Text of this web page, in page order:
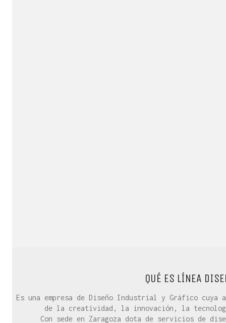
QUÉ ES LÍNEA
Es una empresa de Diseño Industrial y Gráfico
de la creatividad, la innovación, la
Con sede en Zaragoza dota de servicios de